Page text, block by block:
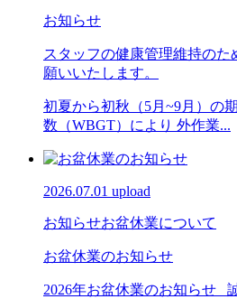
お知らせ
スタッフの健康管理維持の
願いいたします。
初夏から初秋（5月~9月）の
数（WBGT）により 外作業...
2026.07.01 upload
お知らせお盆休業について
お盆休業のお知らせ
2026年お盆休業のお知らせ